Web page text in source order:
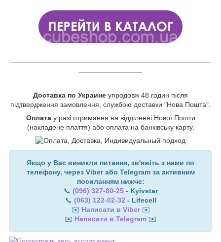
Доставка по Украине упродовж 48 годин після
підтвердження замовлення, службою доставки "Нова Пошта".
Оплата у разі отримання на відділенні Нової Пошти
(накладене плаття) або оплата на банківську карту.
Якщо у Вас виникли питання, зв'яжіть з нами по
телефону, через Viber або Telegram за активним
посиланням нижче:
📞 (096) 327-80-25- Kyivstar
📞 (063) 122-02-32 - Lifecell
✉️ Написати в Viber ✉️
✉️ Написати в Telegram ✉️